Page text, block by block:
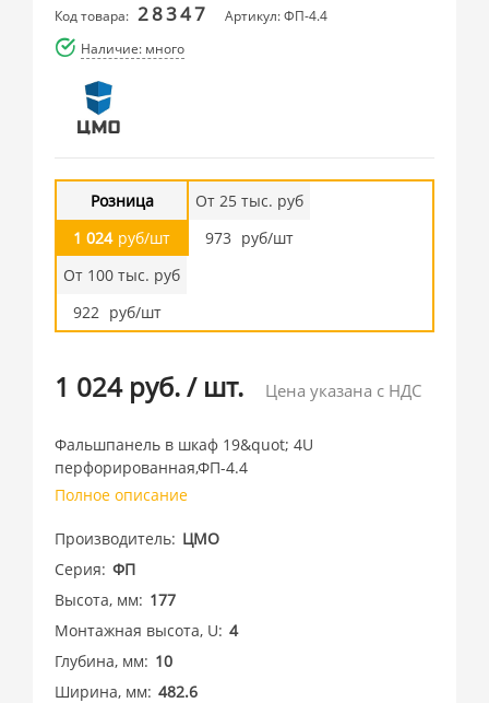
Код товара: 28347
Артикул: ФП-4.4
Наличие: много
Розница
1 024 руб/шт
От 25 тыс. руб
973 руб/шт
От 100 тыс. руб
922 руб/шт
1 024 руб./ шт. Цена указана с НДС
Фальшпанель в шкаф 19&quot; 4U
перфорированная,ФП-4.4
Полное описание
Производитель ЦМО
Серия ФП
Высота, мм
177
Монтажная высота, U 4
Глубина, мм
10
Ширина, мм 482.6